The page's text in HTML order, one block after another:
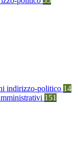
indirizzo-politico 14
151